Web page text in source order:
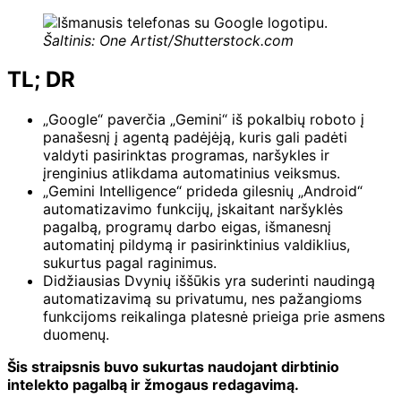
Šaltinis: One Artist/Shutterstock.com
TL; DR
„Google“ paverčia „Gemini“ iš pokalbių roboto į
panašesnį į agentą padėjėją, kuris gali padėti
valdyti pasirinktas programas, naršykles ir
įrenginius atlikdama automatinius veiksmus.
„Gemini Intelligence“ prideda gilesnių „Android“
automatizavimo funkcijų, įskaitant naršyklės
pagalbą, programų darbo eigas, išmanesnį
automatinį pildymą ir pasirinktinius valdiklius,
sukurtus pagal raginimus.
Didžiausias Dvynių iššūkis yra suderinti naudingą
automatizavimą su privatumu, nes pažangioms
funkcijoms reikalinga platesnė prieiga prie asmens
duomenų.
Šis straipsnis buvo sukurtas naudojant dirbtinio
intelekto pagalbą ir žmogaus redagavimą.